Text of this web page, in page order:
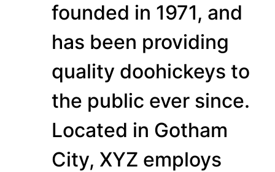
founded in 1971, and
has been providing
quality doohickeys to
the public ever since.
Located in Gotham
City, XYZ employs